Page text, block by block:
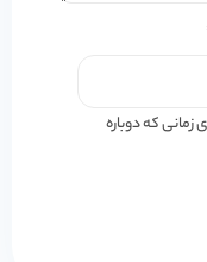
زمانی که دوباره